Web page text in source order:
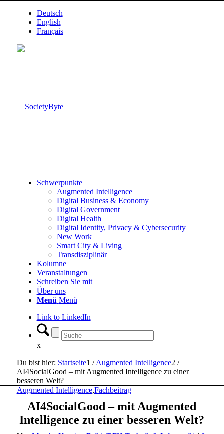
Deutsch
English
Français
Schwerpunkte
Augmented Intelligence
Digital Business & Economy
Digital Government
Digital Health
Digital Identity, Privacy & Cybersecurity
New Work
Smart City & Living
Transdisziplinär
Kolumne
Veranstaltungen
Schreiben Sie mit
Über uns
Menü Menü
Link to LinkedIn
x
Du bist hier: Startseite1 / Augmented Intelligence2 /
AI4SocialGood – mit Augmented Intelligence zu einer
besseren Welt?
Augmented Intelligence,Fachbeitrag
AI4SocialGood – mit Augmented
Intelligence zu einer besseren Welt?